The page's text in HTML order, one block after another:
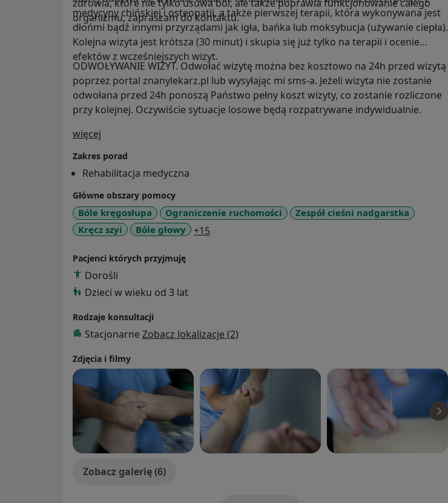
zdrowia, które nie tylko usuwa ból, ale także poprawia funkcjonowanie całego
organizmu, zapraszam do kontaktu.
medycyny chińskiej i osteopatii, a także pierwszej terapii, która wykonywana jest
dłońmi bądź innymi przyrządami jak igła, bańka lub moksybucja (używanie ciepła).
Kolejna wizyta jest krótsza (30 minut) i skupia się już tylko na terapii i ocenie
efektów z wcześniejszych wizyt.
ODWOŁYWANIE WIZYT. Odwołać wizytę można bez kosztowo na 24h przed wizytą
poprzez portal znanylekarz.pl lub wysyłając mi sms-a. Jeżeli wizyta nie zostanie
odwołana przed 24h ponoszą Państwo pełny koszt wizyty, co zostanie rozliczone
przy kolejnej. Oczywiście sytuacje losowe będą rozpatrywane indywidualnie.
więcej
Zakres porad
Rehabilitacja medyczna
Główne obszary pomocy
Bóle kręgosłupa Ograniczenie ruchomości
Zespół cieśni nadgarstka
Kręcz szyi
Bóle głowy +15
Pacjenci których przyjmuję
Dorośli
Dzieci w wieku od 3 lat
Rodzaje konsultacji
Stacjonarne Zobacz lokalizacje (2)
Zdjęcia i filmy
Zobacz galerię (6)